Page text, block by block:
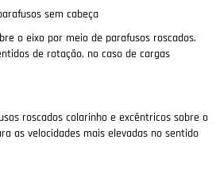
sem cabeça
o eixo por meio de parafusos roscados.
de rotação, no caso de cargas
roscados colarinho e excêntricos sobre o
as velocidades mais elevadas no sentido